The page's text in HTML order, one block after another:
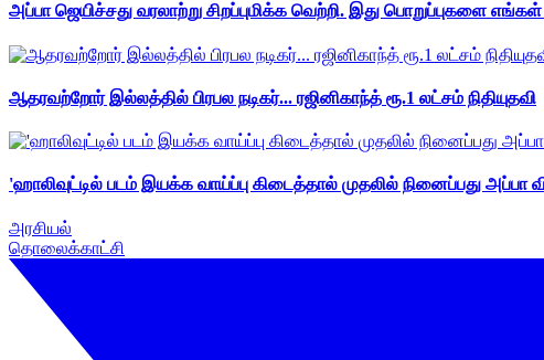
அப்பா ஜெயிச்சது வரலாற்று சிறப்புமிக்க வெற்றி. இது பொறுப்புகளை
ஆதரவற்றோர் இல்லத்தில் பிரபல நடிகர்... ரஜினிகாந்த் ரூ.1 லட்சம் நிதியுதவி
'ஹாலிவுட்டில் படம் இயக்க வாய்ப்பு கிடைத்தால் முதலில் நினைப்பது
அரசியல்
தொலைக்காட்சி